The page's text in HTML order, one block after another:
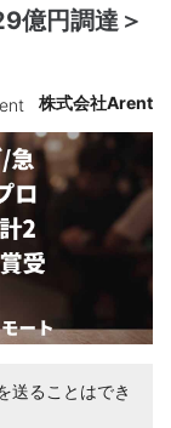
億円調達＞
株式会社Arent
送ることはでき